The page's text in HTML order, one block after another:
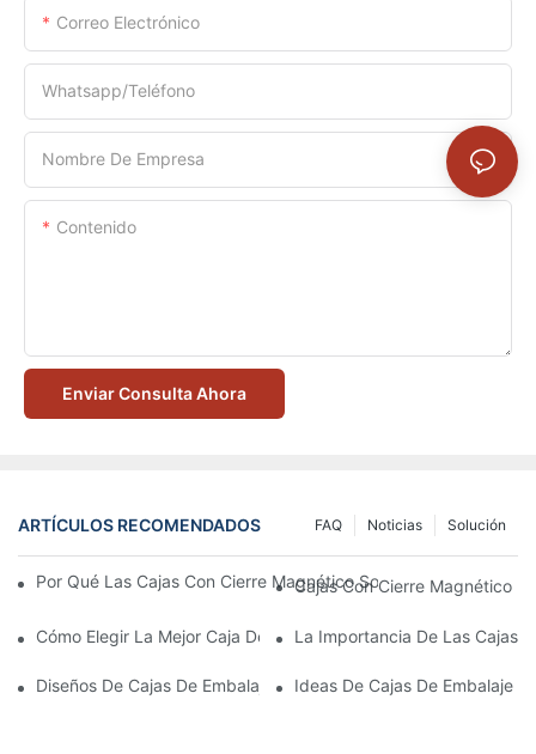
Correo Electrónico
Whatsapp/Teléfono
Nombre De Empresa
Contenido
Enviar Consulta Ahora
ARTÍCULOS RECOMENDADOS Solución
Noticias
FAQ
Por Qué Las Cajas Con Cierre Magnético Son La Mejor Opción
Cajas Con Cierre Magnético
Cómo Elegir La Mejor Caja De Embalaje Para Productos De
La Importancia De Las Cajas
Diseños De Cajas De Embalaje Para Productos De Cuidado
Ideas De Cajas De Embalaje